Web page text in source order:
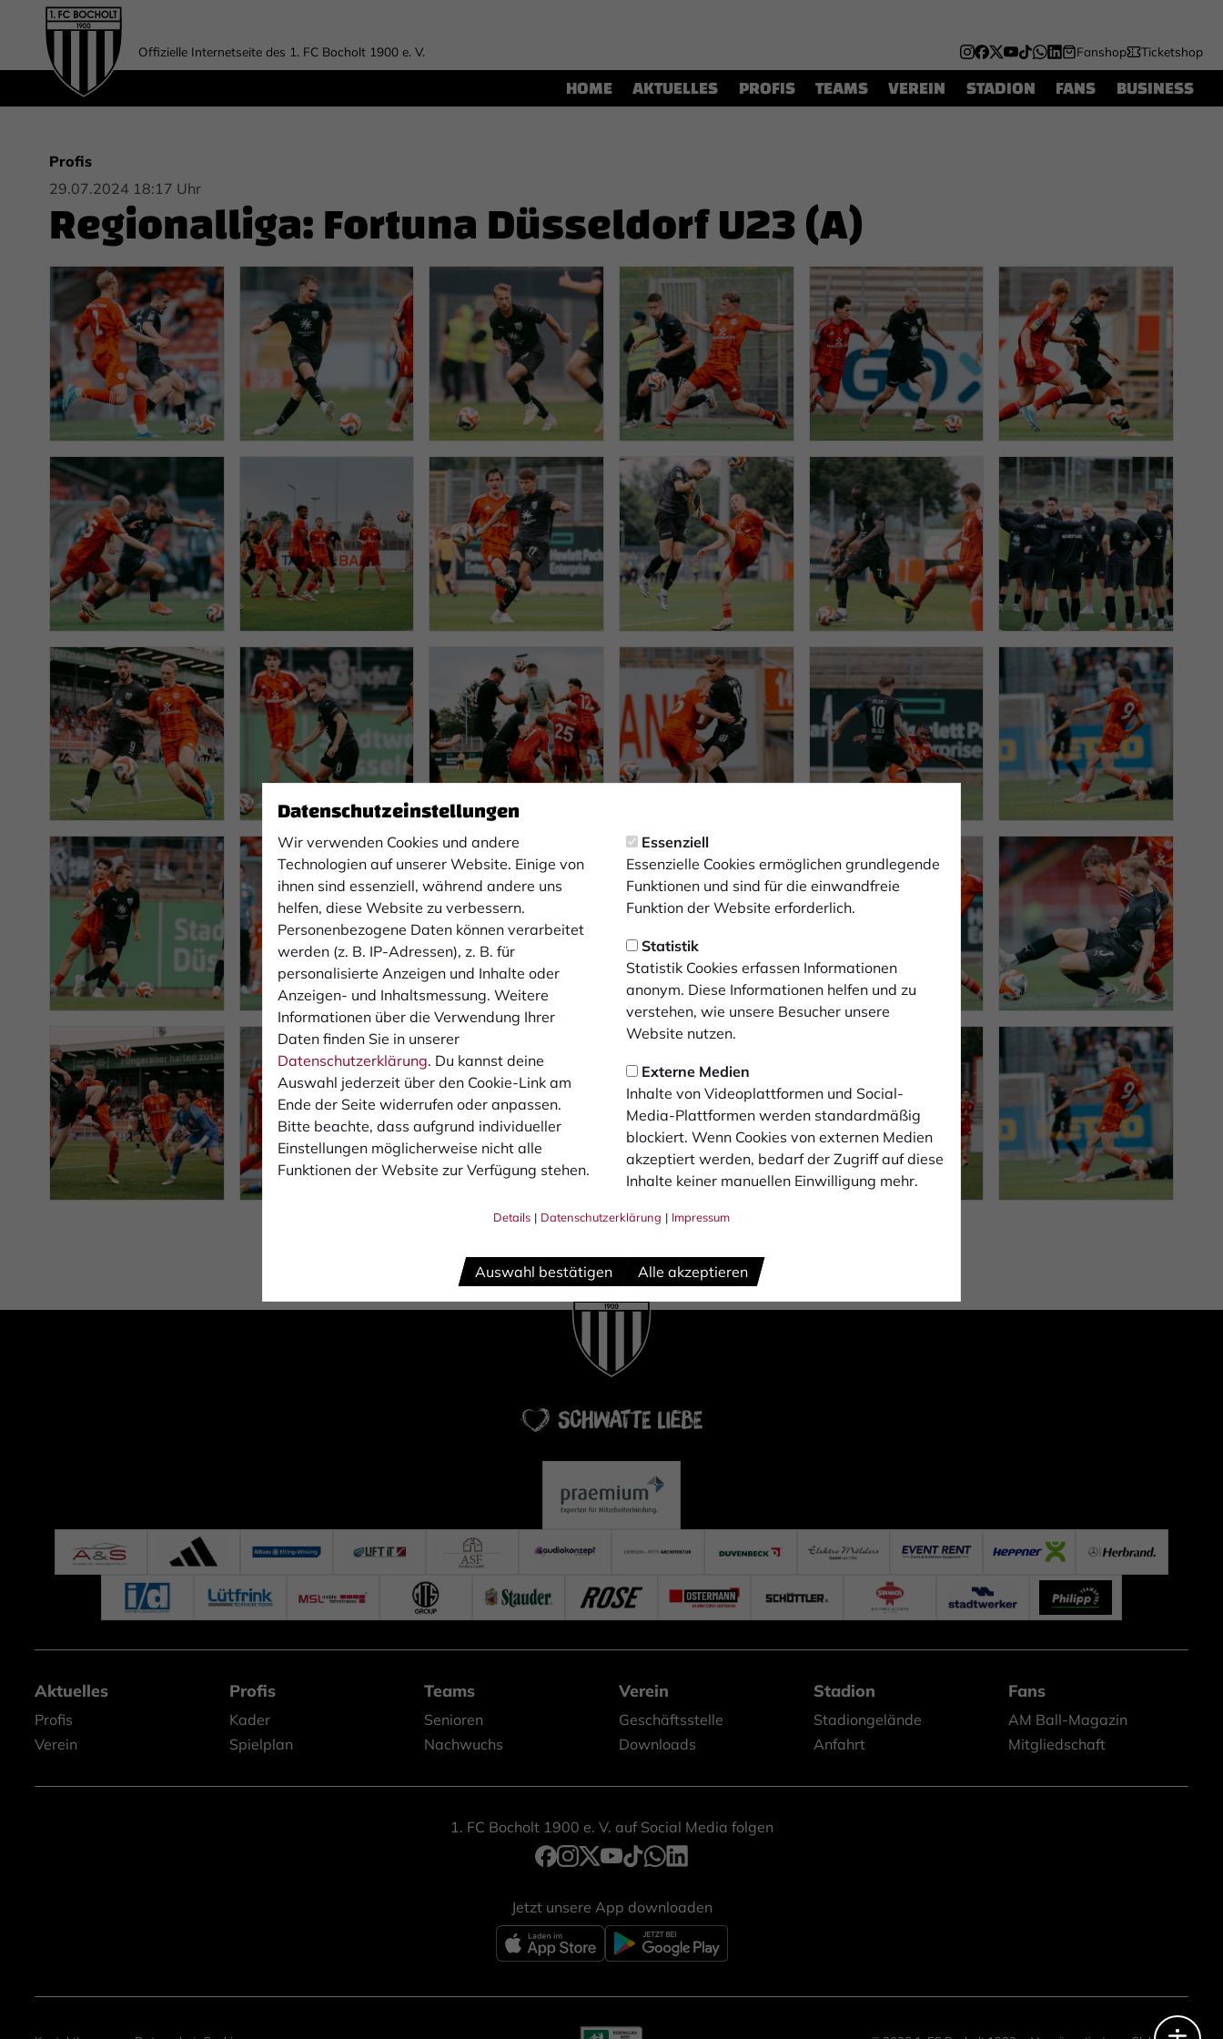
Datenschutzeinstellungen
Wir verwenden Cookies und andere
Technologien auf unserer Website. Einige von
ihnen sind essenziell, während andere uns
helfen, diese Website zu verbessern.
Personenbezogene Daten können verarbeitet
werden (z. B. IP-Adressen), z. B. für
personalisierte Anzeigen und Inhalte oder
Anzeigen- und Inhaltsmessung. Weitere
Informationen über die Verwendung Ihrer
Daten finden Sie in unserer
Datenschutzerklärung. Du kannst deine
Auswahl jederzeit über den Cookie-Link am
Ende der Seite widerrufen oder anpassen.
Bitte beachte, dass aufgrund individueller
Einstellungen möglicherweise nicht alle
Funktionen der Website zur Verfügung stehen.
Essenziell
Essenzielle Cookies ermöglichen grundlegende
Funktionen und sind für die einwandfreie
Funktion der Website erforderlich.
Statistik
Statistik Cookies erfassen Informationen
anonym. Diese Informationen helfen und zu
verstehen, wie unsere Besucher unsere
Website nutzen.
Externe Medien
Inhalte von Videoplattformen und Social-
Media-Plattformen werden standardmäßig
blockiert. Wenn Cookies von externen Medien
akzeptiert werden, bedarf der Zugriff auf diese
Inhalte keiner manuellen Einwilligung mehr.
Details | Datenschutzerklärung | Impressum
Auswahl bestätigen Alle akzeptieren
Offizielle Internetseite des 1. FC Bocholt 1900 e. V. Fanshop Ticketshop
HOME AKTUELLES PROFIS TEAMS VEREIN STADION FANS BUSINESS
Profis
29.07.2024 18:17 Uhr
Regionalliga: Fortuna Düsseldorf U23 (A)
Aktuelles
Profis
Verein
Profis
Kader
Spielplan
Teams
Senioren
Nachwuchs
Verein
Geschäftsstelle
Downloads
Stadion
Stadiongelände
Anfahrt
Fans
AM Ball-Magazin
Mitgliedschaft
1. FC Bocholt 1900 e. V. auf Social Media folgen
Jetzt unsere App downloaden